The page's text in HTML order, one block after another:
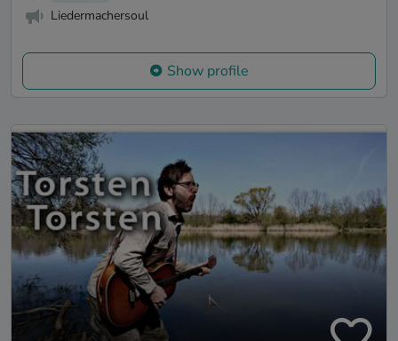
Liedermachersoul
Show profile